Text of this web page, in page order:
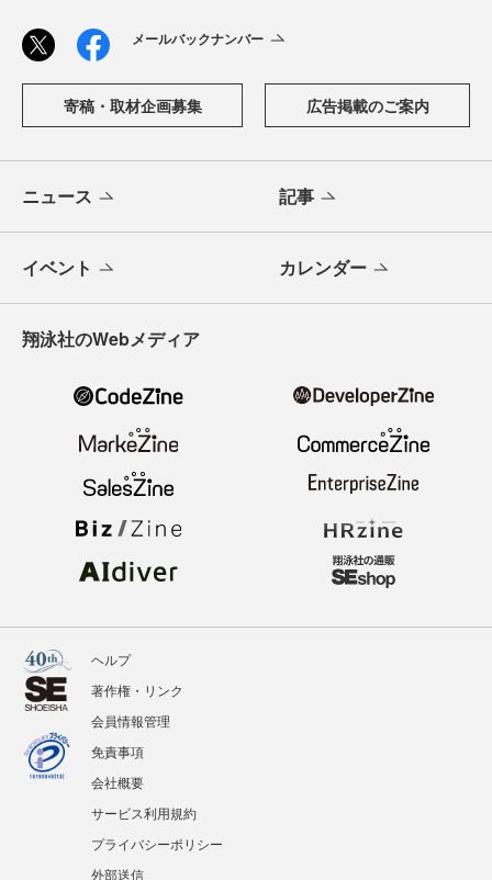
メールバックナンバー
寄稿・取材企画募集 広告掲載のご案内
ニュース 記事
イベント カレンダー
翔泳社のWebメディア
ヘルプ
著作権・リンク
会員情報管理
免責事項
会社概要
サービス利用規約
プライバシーポリシー
外部送信